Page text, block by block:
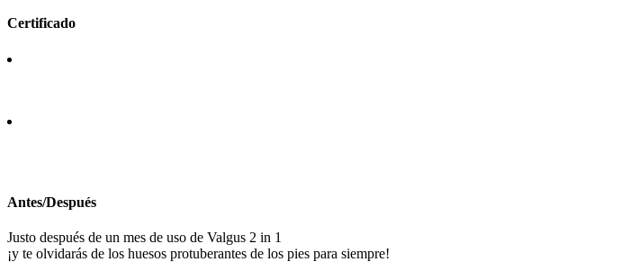
Certificado
Antes/Después
Justo después de un mes de uso de Valgus 2 in 1
¡y te olvidarás de los huesos protuberantes de los pies para siempre!